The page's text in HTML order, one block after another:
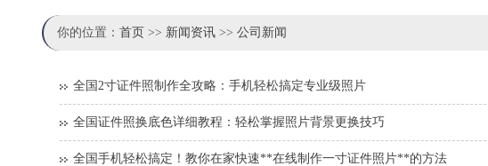
你的位置： 首页 >> 新闻资讯 >> 公司新闻
全国2寸证件照制作全攻略：手机轻松搞定专业级照片
全国证件照换底色详细教程：轻松掌握照片背景更换技巧
全国手机轻松搞定！教你在家快速**在线制作一寸证件照片**的方法